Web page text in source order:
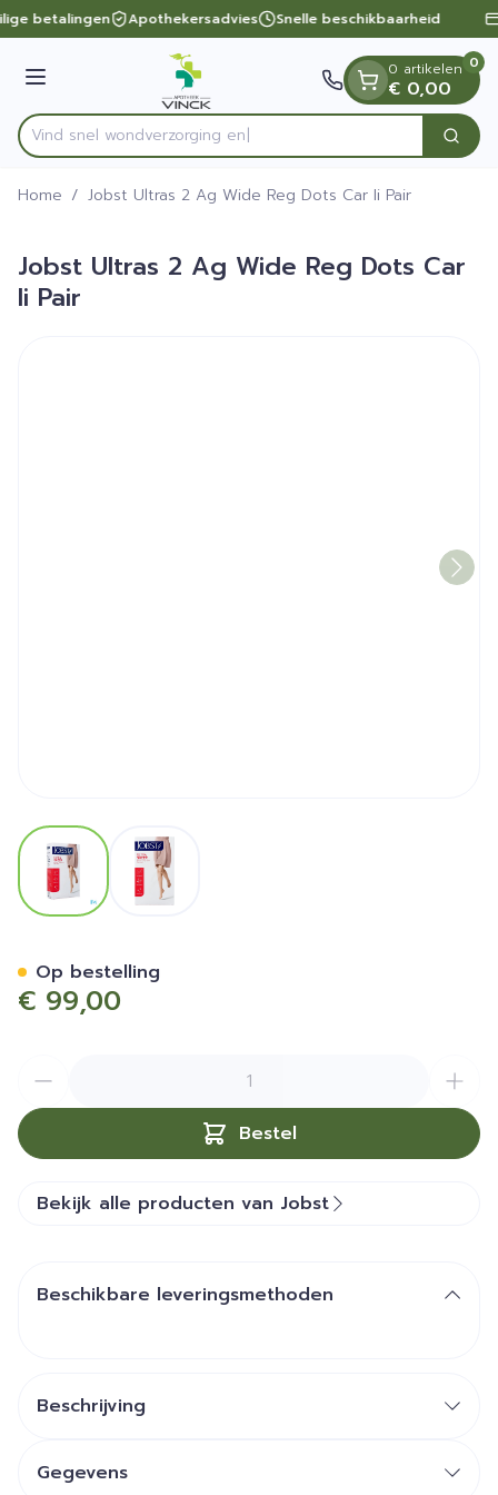
Ga naar de inhoud
1 van 1
betalingen Apothekersadvies Snelle beschikbaarheid
Menu
Product, merk, categorie...
Vind snel wondverzo Zoek
0 artikelen
€ 0,00
0
Home / Jobst Ultras 2 Ag Wide Reg Dots Car Ii Pair
Jobst Ultras 2 Ag Wide Reg Dots Car
Ii Pair
View larger imageView larger image
€ 99,00
Bestel
Op bestelling
Bekijk alle producten van Jobst
Beschikbare leveringsmethoden
Beschrijving
Gegevens